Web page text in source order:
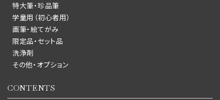
特大筆・珍品筆
学童用（初心者用）
画筆・絵てがみ
限定品・セット品
洗浄剤
その他・オプション
CONTENTS